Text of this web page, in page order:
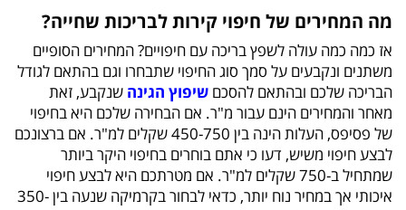
מה המחירים של חיפוי קירות לבריכות שחייה?
אז כמה כמה עולה לשפץ בריכה עם חיפויים? המחירים הסופיים
משתנים ונקבעים על סמך סוג החיפוי שתבחרו וגם בהתאם לגודל
הבריכה שלכם ובהתאם להסכם שיפוץ הגינה שנקבע, זאת
מאחר והמחירים הינם עבור מ"ר. אם הבחירה שלכם היא בחיפוי
של פסיפס, העלות הינה בין 450-750 שקלים למ"ר. אם ברצונכם
לבצע חיפוי משיש, דעו כי אתם בוחרים בחיפוי היקר ביותר
שמתחיל ב-750 שקלים למ"ר. אם מטרתכם היא לבצע חיפוי
איכותי אך במחיר נוח יותר, כדאי לבחור בקרמיקה שנעה בין 350-